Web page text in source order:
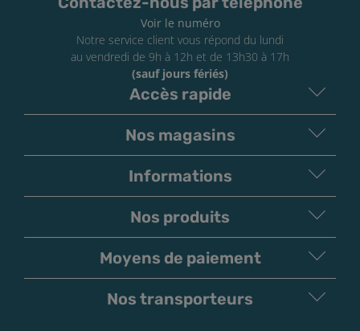
Voir le numéro
Notre service client vous répond du lundi
au vendredi de 9h à 12h et de 13h30 à 17h
(sauf jours fériés)
Accès rapide
Nos magasins
Informations
Nos produits
Moyens de paiement
Nos transporteurs